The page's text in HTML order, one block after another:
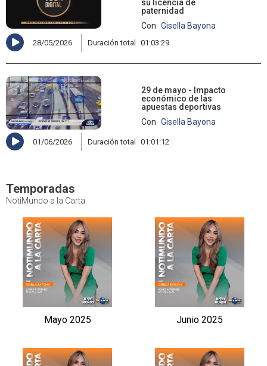
su licencia de
paternidad
Con Gisella Bayona
28/05/2026 Duración total 01:03:29
29 de mayo - Impacto
económico de las
apuestas deportivas
Con Gisella Bayona
01/06/2026 Duración total 01:01:12
Temporadas
NotiMundo a la Carta
Mayo 2025 Junio 2025